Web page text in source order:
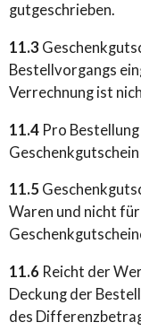
gutgeschrieben.
11.3
Bestellvorgangs
Verrechnung ist
11.4 Pro
11.5
Waren und nicht
11.6 Reicht der
Deckung der
des